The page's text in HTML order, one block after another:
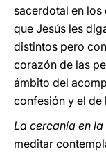
sacerdotal en los
que Jesús les
distintos pero
corazón de las
ámbito del
confesión y el de
La cercanía en
meditar